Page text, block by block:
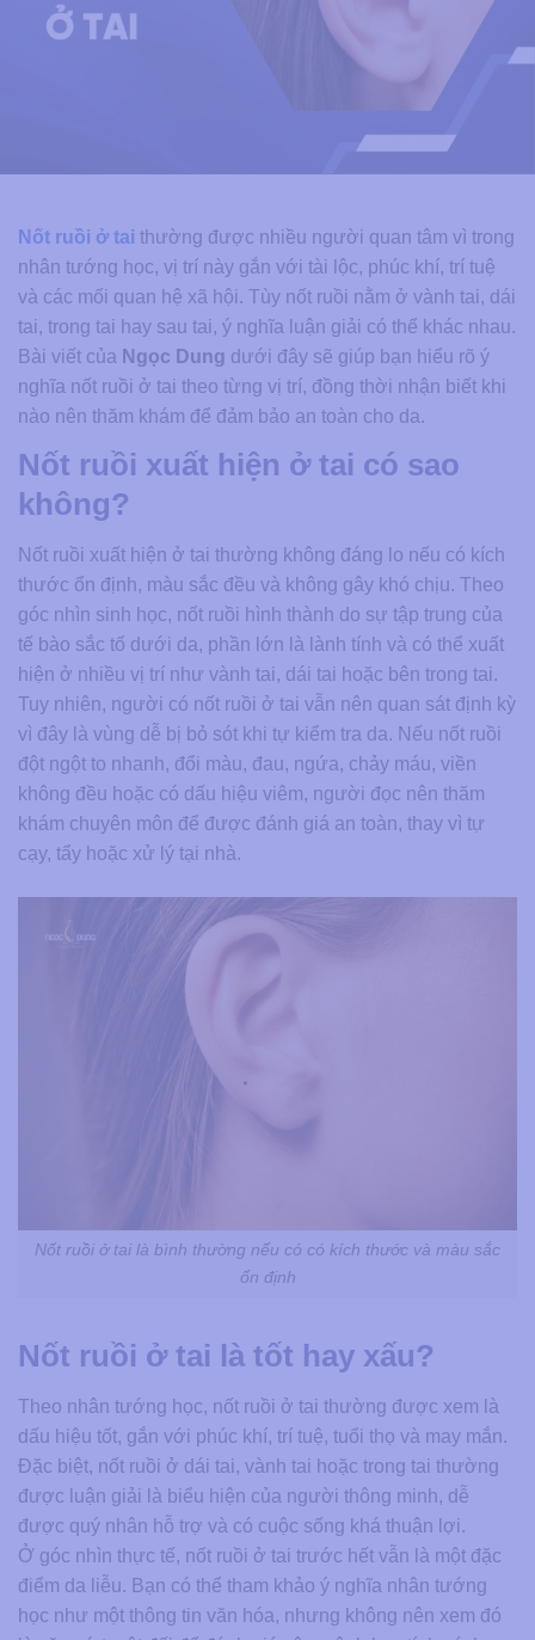
Nốt ruồi ở tai thường được nhiều người quan tâm vì trong
nhân tướng học, vị trí này gắn với tài lộc, phúc khí, trí tuệ
và các mối quan hệ xã hội. Tùy nốt ruồi nằm ở vành tai, dái
tai, trong tai hay sau tai, ý nghĩa luận giải có thể khác nhau.
Bài viết của Ngọc Dung dưới đây sẽ giúp bạn hiểu rõ ý
nghĩa nốt ruồi ở tai theo từng vị trí, đồng thời nhận biết khi
nào nên thăm khám để đảm bảo an toàn cho da.
Nốt ruồi xuất hiện ở tai có sao
không?
Nốt ruồi xuất hiện ở tai thường không đáng lo nếu có kích
thước ổn định, màu sắc đều và không gây khó chịu. Theo
góc nhìn sinh học, nốt ruồi hình thành do sự tập trung của
tế bào sắc tố dưới da, phần lớn là lành tính và có thể xuất
hiện ở nhiều vị trí như vành tai, dái tai hoặc bên trong tai.
Tuy nhiên, người có nốt ruồi ở tai vẫn nên quan sát định kỳ
vì đây là vùng dễ bị bỏ sót khi tự kiểm tra da. Nếu nốt ruồi
đột ngột to nhanh, đổi màu, đau, ngứa, chảy máu, viền
không đều hoặc có dấu hiệu viêm, người đọc nên thăm
khám chuyên môn để được đánh giá an toàn, thay vì tự
cạy, tẩy hoặc xử lý tại nhà.
Nốt ruồi ở tai là bình thường nếu có có kích thước và màu sắc
ổn định
Nốt ruồi ở tai là tốt hay xấu?
Theo nhân tướng học, nốt ruồi ở tai thường được xem là
dấu hiệu tốt, gắn với phúc khí, trí tuệ, tuổi thọ và may mắn.
Đặc biệt, nốt ruồi ở dái tai, vành tai hoặc trong tai thường
được luận giải là biểu hiện của người thông minh, dễ
được quý nhân hỗ trợ và có cuộc sống khá thuận lợi.
Ở góc nhìn thực tế, nốt ruồi ở tai trước hết vẫn là một đặc
điểm da liễu. Bạn có thể tham khảo ý nghĩa nhân tướng
học như một thông tin văn hóa, nhưng không nên xem đó